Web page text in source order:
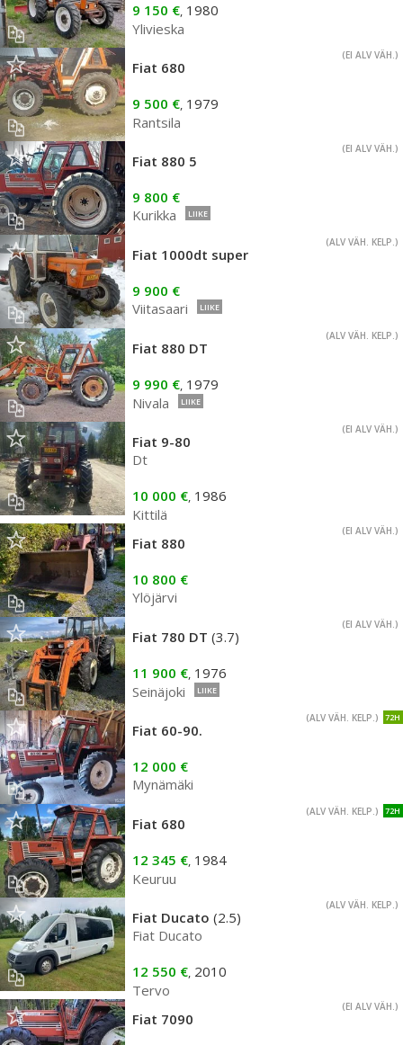
9 150 €, 1980
Ylivieska
(EI ALV VÄH.)
Fiat 680
9 500 €, 1979
Rantsila
(EI ALV VÄH.)
Fiat 880 5
9 800 €
Kurikka
LIIKE
(ALV VÄH. KELP.)
Fiat 1000dt super
9 900 €
Viitasaari
LIIKE
(ALV VÄH. KELP.)
Fiat 880 DT
9 990 €, 1979
Nivala
LIIKE
(EI ALV VÄH.)
Fiat 9-80
Dt
10 000 €, 1986
Kittilä
(EI ALV VÄH.)
Fiat 880
10 800 €
Ylöjärvi
(EI ALV VÄH.)
Fiat 780 DT (3.7)
11 900 €, 1976
Seinäjoki
LIIKE
72H
(ALV VÄH. KELP.)
Fiat 60-90.
12 000 €
Mynämäki
72H
(ALV VÄH. KELP.)
Fiat 680
12 345 €, 1984
Keuruu
(ALV VÄH. KELP.)
Fiat Ducato (2.5)
Fiat Ducato
12 550 €, 2010
Tervo
(EI ALV VÄH.)
Fiat 7090